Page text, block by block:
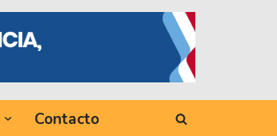
Contacto